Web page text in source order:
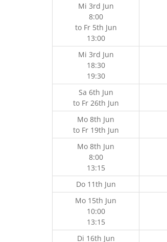
Mi 3rd Jun
8:00
to Fr 5th Jun
13:00
Mi 3rd Jun
18:30
19:30
Sa 6th Jun
to Fr 26th Jun
Mo 8th Jun
to Fr 19th Jun
Mo 8th Jun
8:00
13:15
Do 11th Jun
Mo 15th Jun
10:00
13:15
Di 16th Jun